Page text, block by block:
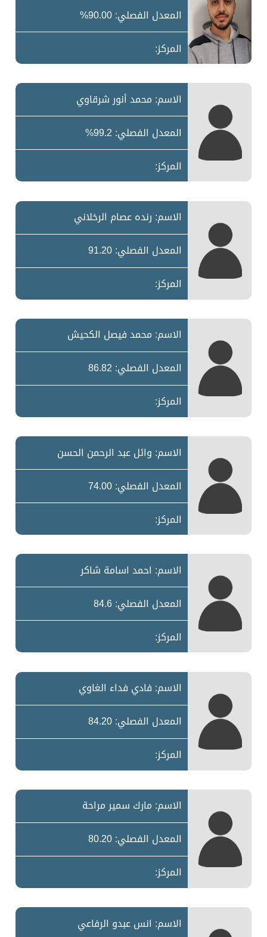
المعدل الفصلي: 90.00%
المركز:
الاسم: محمد أنور شرقاوي
المعدل الفصلي: 99.2%
المركز:
الاسم: رنده عصام الرخلاني
المعدل الفصلي: 91.20
المركز:
الاسم: محمد فيصل الكحيش
المعدل الفصلي: 86.82
المركز:
الاسم: وائل عبد الرحمن الحسن
المعدل الفصلي: 74.00
المركز:
الاسم: احمد اسامة شاكر
المعدل الفصلي: 84.6
المركز:
الاسم: فادي فداء الغاوي
المعدل الفصلي: 84.20
المركز:
الاسم: مارك سمير مراحة
المعدل الفصلي: 80.20
المركز:
الاسم: انس عبدو الرفاعي